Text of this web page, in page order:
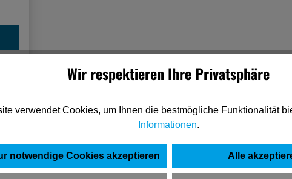
NEWSLETTER
den Newsletter abonnieren und zuverlässig über neue
Wir respektieren Ihre Privatsphäre
verwendet Cookies, um Ihnen die bestmögliche Funktionalität
Informationen.
notwendige Cookies akzeptieren Alle